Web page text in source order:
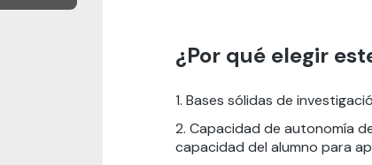
¿Por qué elegir
1. Bases sólidas de
2. Capacidad de autonomía
capacidad del alumno para